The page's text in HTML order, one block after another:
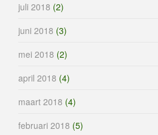
juli 2018 (2)
juni 2018 (3)
mei 2018 (2)
april 2018 (4)
maart 2018 (4)
februari 2018 (5)